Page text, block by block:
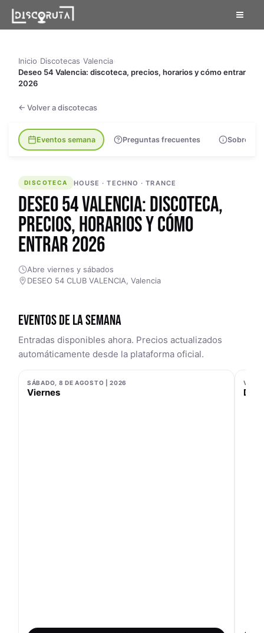
content
Inicio Discotecas Valencia
Deseo 54 Valencia: discoteca, precios, horarios y cómo entrar
2026
← Volver a discotecas
DISCOTECA
Eventos semana Preguntas frecuentes Sobre la
DISCOTECA HOUSE · TECHNO · TRANCE
DESEO 54 VALENCIA: DISCOTECA,
PRECIOS, HORARIOS Y CÓMO
ENTRAR 2026
Abre viernes y sábados
DESEO 54 CLUB VALENCIA, Valencia
EVENTOS DE LA SEMANA
Entradas disponibles ahora. Precios actualizados
automáticamente desde la plataforma oficial.
SÁBADO, 8 DE AGOSTO | 2026
Viernes De